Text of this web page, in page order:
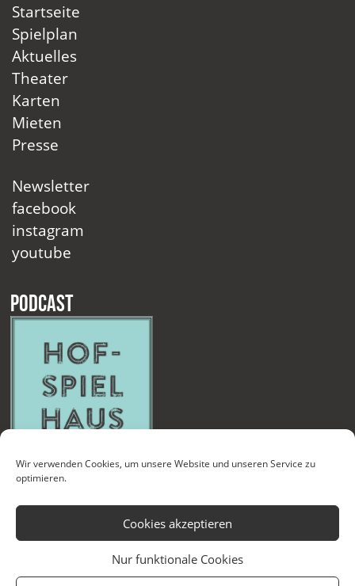
Wir verwenden Cookies, um unsere Website und unseren Service zu
optimieren.
Cookies akzeptieren
Nur funktionale Cookies
Startseite
Spielplan
Aktuelles
Theater
Karten
Mieten
Presse
Newsletter
facebook
instagram
youtube
Podcast
Kontakt Newsletter Datenschutzerklärung Impressum